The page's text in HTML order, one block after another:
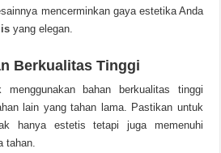
mencerminkan gaya estetika Anda
yang elegan.
Berkualitas Tinggi
menggunakan bahan berkualitas tinggi
lain yang tahan lama. Pastikan untuk
hanya estetis tetapi juga memenuhi
tahan.